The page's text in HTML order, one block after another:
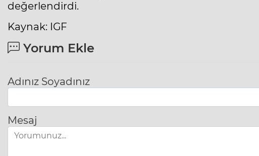
değerlendirdi.
Kaynak: IGF
Yorum Ekle
Adınız Soyadınız
Mesaj